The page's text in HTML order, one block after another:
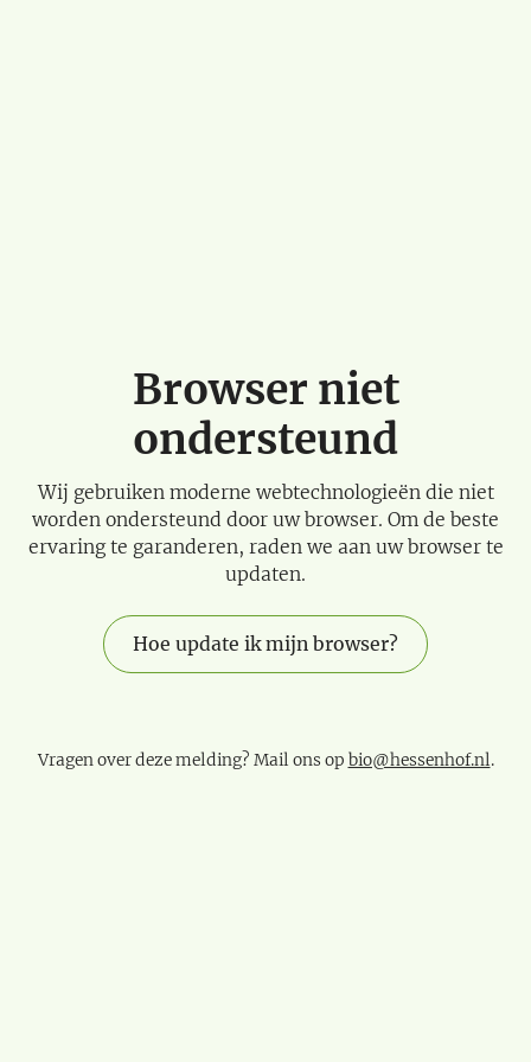
Browser niet
ondersteund
Wij gebruiken moderne webtechnologieën die niet
worden ondersteund door uw browser. Om de beste
ervaring te garanderen, raden we aan uw browser te
updaten.
Hoe update ik mijn browser?
Vragen over deze melding? Mail ons op bio@hessenhof.nl.